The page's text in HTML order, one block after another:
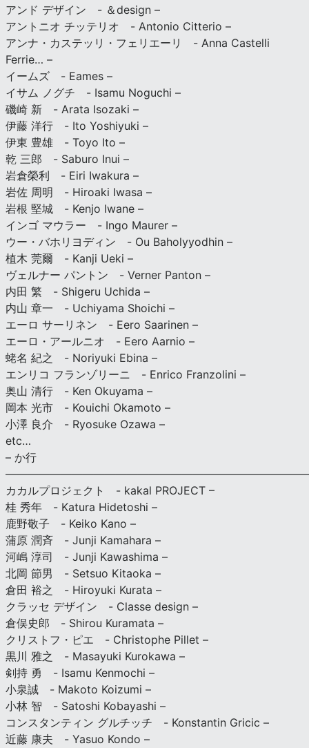
アンド デザイン - ＆design –
アントニオ チッテリオ - Antonio Citterio –
アンナ・カステッリ・フェリエーリ - Anna Castelli
Ferrie… –
イームズ - Eames –
イサム ノグチ - Isamu Noguchi –
磯崎 新 - Arata Isozaki –
伊藤 洋行 - Ito Yoshiyuki –
伊東 豊雄 - Toyo Ito –
乾 三郎 - Saburo Inui –
岩倉榮利 - Eiri Iwakura –
岩佐 周明 - Hiroaki Iwasa –
岩根 堅城 - Kenjo Iwane –
インゴ マウラー - Ingo Maurer –
ウー・バホリヨディン - Ou Baholyyodhin –
植木 莞爾 - Kanji Ueki –
ヴェルナー パントン - Verner Panton –
内田 繁 - Shigeru Uchida –
内山 章一 - Uchiyama Shoichi –
エーロ サーリネン - Eero Saarinen –
エーロ・アールニオ - Eero Aarnio –
蛯名 紀之 - Noriyuki Ebina –
エンリコ フランゾリーニ - Enrico Franzolini –
奥山 清行 - Ken Okuyama –
岡本 光市 - Kouichi Okamoto –
小澤 良介 - Ryosuke Ozawa –
etc…
– か行
カカルプロジェクト - kakal PROJECT –
桂 秀年 - Katura Hidetoshi –
鹿野敬子 - Keiko Kano –
蒲原 潤斉 - Junji Kamahara –
河嶋 淳司 - Junji Kawashima –
北岡 節男 - Setsuo Kitaoka –
倉田 裕之 - Hiroyuki Kurata –
クラッセ デザイン - Classe design –
倉俣史郎 - Shirou Kuramata –
クリストフ・ピエ - Christophe Pillet –
黒川 雅之 - Masayuki Kurokawa –
剣持 勇 - Isamu Kenmochi –
小泉誠 - Makoto Koizumi –
小林 智 - Satoshi Kobayashi –
コンスタンティン グルチッチ - Konstantin Gricic –
近藤 康夫 - Yasuo Kondo –